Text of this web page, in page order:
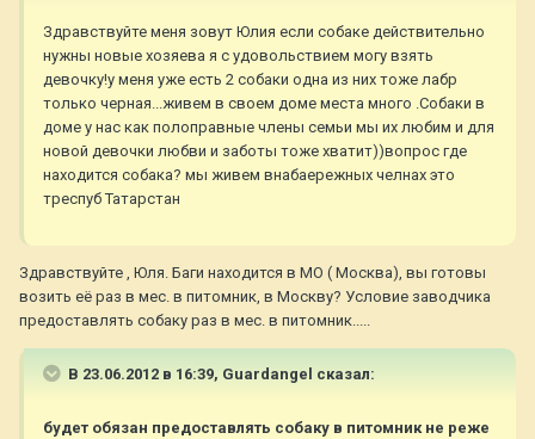
Здравствуйте меня зовут Юлия если собаке действительно
нужны новые хозяева я с удовольствием могу взять
девочку!у меня уже есть 2 собаки одна из них тоже лабр
только черная...живем в своем доме места много .Собаки в
доме у нас как полоправные члены семьи мы их любим и для
новой девочки любви и заботы тоже хватит))вопрос где
находится собака? мы живем внабаережных челнах это
треспуб Татарстан
Здравствуйте , Юля. Баги находится в МО ( Москва), вы готовы
возить её раз в мес. в питомник, в Москву? Условие заводчика
предоставлять собаку раз в мес. в питомник.....
В 23.06.2012 в 16:39, Guardangel сказал:
будет обязан предоставлять собаку в питомник не реже